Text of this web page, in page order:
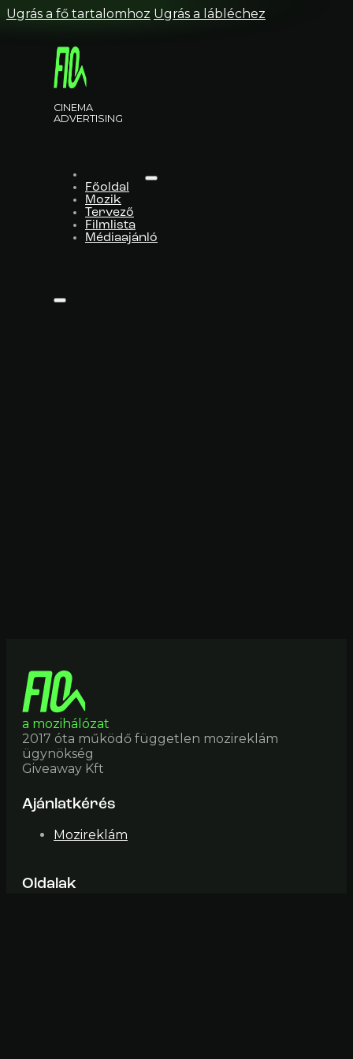
Ugrás a fő tartalomhoz Ugrás a lábléchez
CINEMA
ADVERTISING
Főoldal
Mozik
Tervező
Filmlista
Médiaajánló
a mozihálózat
2017 óta működő független mozireklám
ügynökség
Giveaway Kft
Ajánlatkérés
Mozireklám
Oldalak